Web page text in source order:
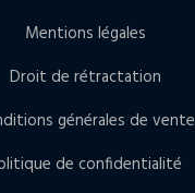
Mentions légales
Droit de rétractation
générales de vente
de confidentialité